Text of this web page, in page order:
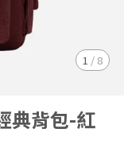
1 / 8
典背包-紅